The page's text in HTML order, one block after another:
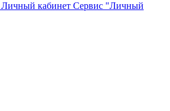
Сервис "Личный